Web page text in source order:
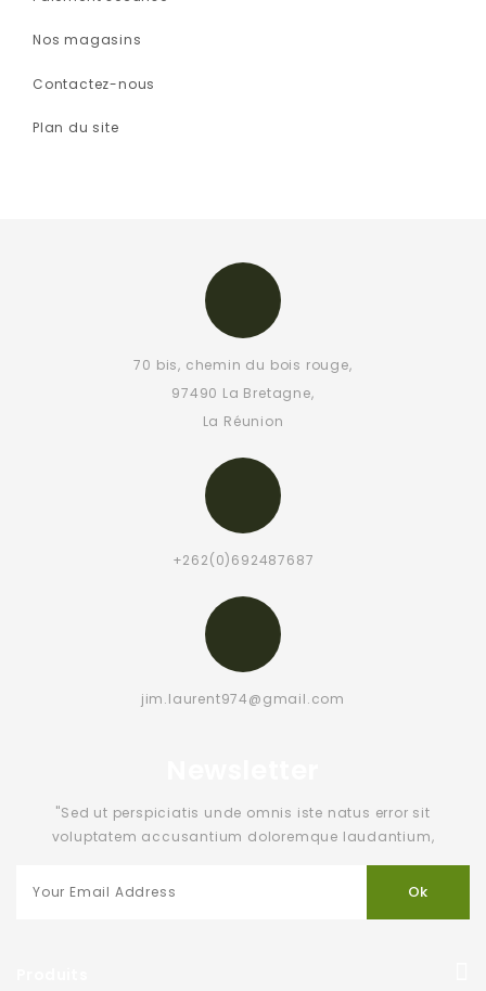
Nos magasins
Contactez-nous
Plan du site
70 bis, chemin du bois rouge,
97490 La Bretagne,
La Réunion
+262(0)692487687
jim.laurent974@gmail.com
"Sed ut perspiciatis unde omnis iste natus error sit
voluptatem accusantium doloremque laudantium,